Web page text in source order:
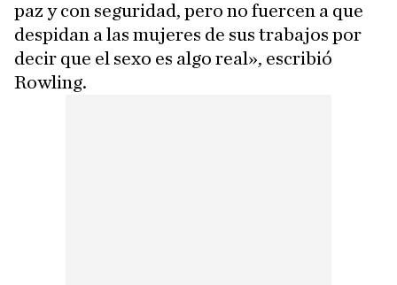
paz y con seguridad, pero no fuercen a que
despidan a las mujeres de sus trabajos por
decir que el sexo es algo real», escribió
Rowling.